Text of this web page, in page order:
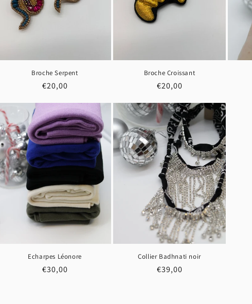
Broche Serpent
Prix
€20,00
Broche Croissant
Prix
€20,00
Echarpes Léonore
Prix
€30,00
Collier Badhnati noir
Prix
€39,00